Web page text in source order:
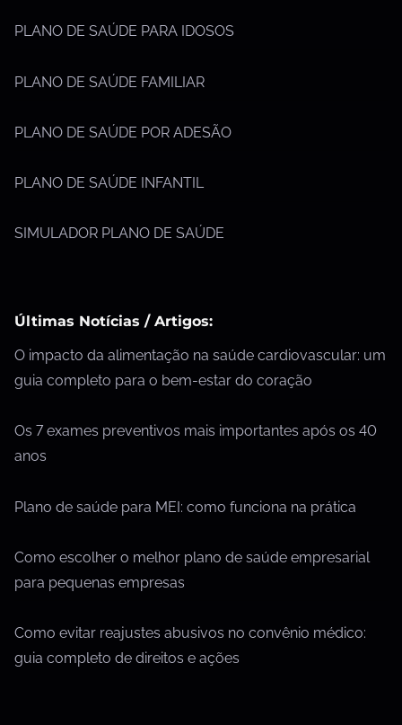
PLANO DE SAÚDE PARA IDOSOS
PLANO DE SAÚDE FAMILIAR
PLANO DE SAÚDE POR ADESÃO
PLANO DE SAÚDE INFANTIL
SIMULADOR PLANO DE SAÚDE
Últimas Notícias / Artigos:
O impacto da alimentação na saúde cardiovascular: um
guia completo para o bem-estar do coração
Os 7 exames preventivos mais importantes após os 40
anos
Plano de saúde para MEI: como funciona na prática
Como escolher o melhor plano de saúde empresarial
para pequenas empresas
Como evitar reajustes abusivos no convênio médico:
guia completo de direitos e ações